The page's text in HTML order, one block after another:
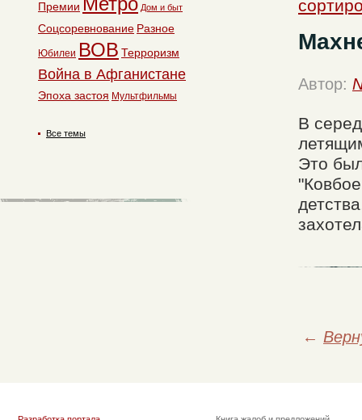
Автор:
В
Это
←
Премии Дом и быт
Соцсоревнование Разное
Юбилеи ВОВ Терроризм
Война в Афганистане
Эпоха застоя Мультфильмы
Все темы